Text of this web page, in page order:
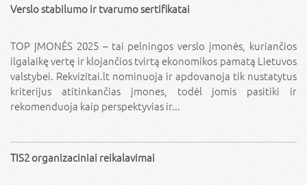
Verslo stabilumo ir tvarumo sertifikatai
TOP ĮMONĖS 2025 – tai pelningos verslo įmonės, kuriančios
ilgalaikę vertę ir klojančios tvirtą ekonomikos pamatą Lietuvos
valstybei. Rekvizitai.lt nominuoja ir apdovanoja tik nustatytus
kriterijus atitinkančias įmones, todėl jomis pasitiki ir
rekomenduoja kaip perspektyvias ir...
TIS2 organizaciniai reikalavimai